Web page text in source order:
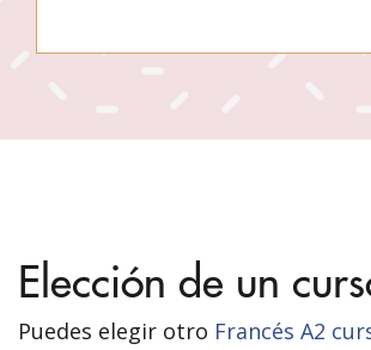
Elección de un
Puedes elegir otro Francés A2